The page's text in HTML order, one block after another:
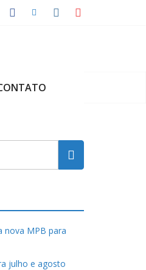
nova MPB para
julho e agosto